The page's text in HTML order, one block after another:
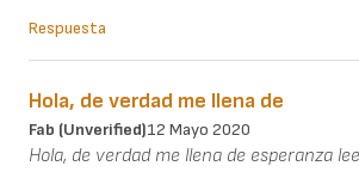
Respuesta
Hola, de verdad me llena de
Fab (unverified)12 Mayo 2020
Hola, de verdad me llena de esperanza